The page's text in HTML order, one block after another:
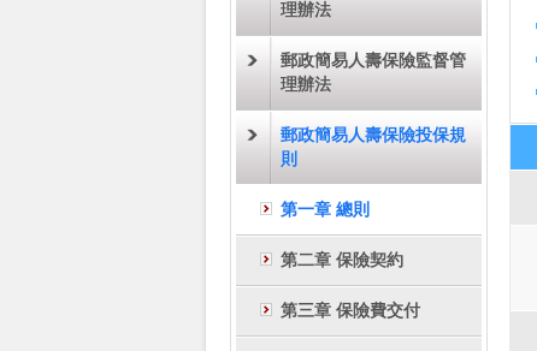
理辦法
郵政簡易人壽保險監督管
理辦法
郵政簡易人壽保險投保規
則
第一章 總則
第二章 保險契約
第三章 保險費交付